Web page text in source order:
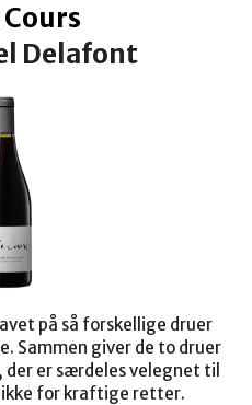
Delafont
på så forskellige druer
Sammen giver de to druer
er særdeles velegnet til
for kraftige retter.